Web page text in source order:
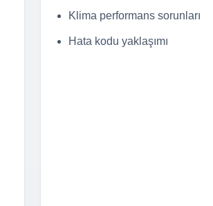
Klima performans sorunları
Hata kodu yaklaşımı